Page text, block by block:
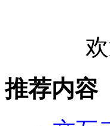
推荐内容